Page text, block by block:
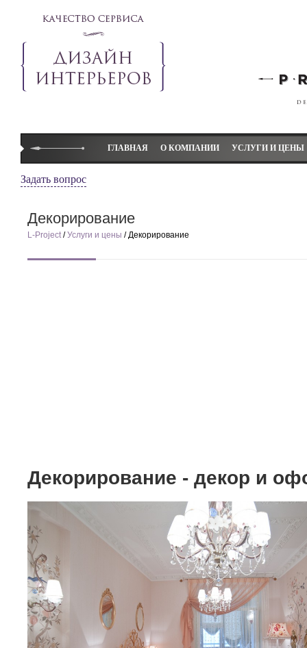
ГЛАВНАЯ О КОМПАНИИ УСЛУГИ И ЦЕНЫ
Задать вопрос
Декорирование
L-Project/Услуги и цены / Декорирование
Декорирование - декор и